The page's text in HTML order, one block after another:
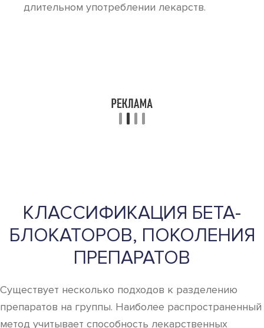
длительном употреблении лекарств.
КЛАССИФИКАЦИЯ БЕТА-
БЛОКАТОРОВ, ПОКОЛЕНИЯ
ПРЕПАРАТОВ
Существует несколько подходов к разделению
препаратов на группы. Наиболее распространенный
метод учитывает способность лекарственных